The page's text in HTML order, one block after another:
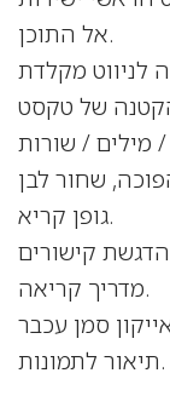
אל התוכן.
גופן קריא.
מדריך קריאה.
תיאור לתמונות.